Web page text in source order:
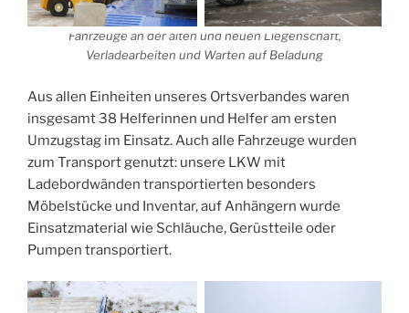
Fahrzeuge an der alten und neuen Liegenschaft,
Verladearbeiten und Warten auf Beladung
Aus allen Einheiten unseres Ortsverbandes waren
insgesamt 38 Helferinnen und Helfer am ersten
Umzugstag im Einsatz. Auch alle Fahrzeuge wurden
zum Transport genutzt: unsere LKW mit
Ladebordwänden transportierten besonders
Möbelstücke und Inventar, auf Anhängern wurde
Einsatzmaterial wie Schläuche, Gerüstteile oder
Pumpen transportiert.